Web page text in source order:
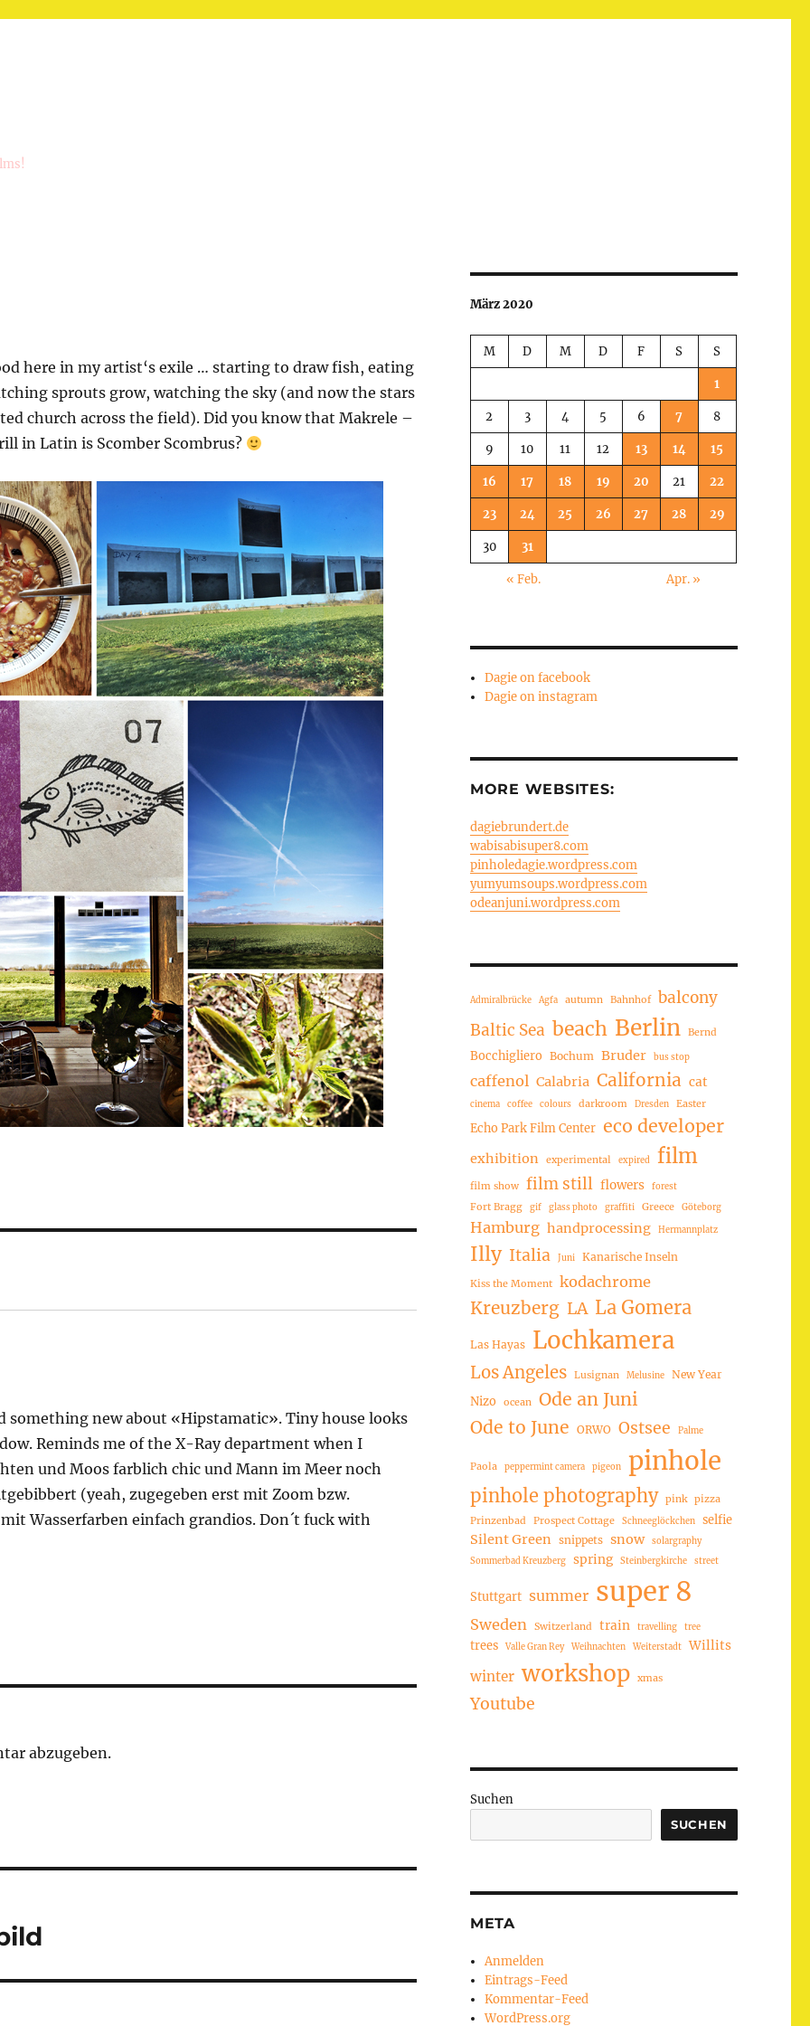
here in my artist‘s exile … starting to draw fish, eating
sprouts grow, watching the sky (and now the stars
church across the field). Did you know that Makrele –
in Latin is Scomber Scombrus?
something new about «Hipstamatic». Tiny house looks
Reminds me of the X-Ray department when I
und Moos farblich chic und Mann im Meer noch
(yeah, zugegeben erst mit Zoom bzw.
Wasserfarben einfach grandios. Don´t fuck with
abzugeben.
März 2020
M D M D F S S
1
2 3 4 5 6 7 8
9 10 11 12 13 14 15
16 17 18 19 20 21 22
23 24 25 26 27 28 29
30 31
« Feb. Apr. »
Dagie on facebook
Dagie on instagram
MORE WEBSITES:
dagiebrundert.de
wabisabisuper8.com
pinholedagie.wordpress.com
yumyumsoups.wordpress.com
odeanjuni.wordpress.com
Admiralbrücke Agfa autumn Bahnhof balcony
Baltic Sea beach Berlin Bernd
Bocchigliero Bochum Bruder bus stop
caffenol Calabria California cat
cinema coffee colours darkroom Dresden Easter
Echo Park Film Center eco developer
exhibition experimental expired film
film show film still flowers forest
Fort Bragg gif glass photo graffiti Greece Göteborg
Hamburg handprocessing Hermannplatz
Illy Italia Juni Kanarische Inseln
Kiss the Moment kodachrome
Kreuzberg LA La Gomera
Las Hayas Lochkamera
Los Angeles Lusignan Melusine New Year
Nizo ocean
Ode an Juni
Ode to June ORWO Ostsee Palme
Paola peppermint camera pigeon pinhole
pinhole photography pink pizza
Prinzenbad
Prospect Cottage Schneeglöckchen selfie
Silent Green snippets snow
solargraphy
Sommerbad Kreuzberg
spring Steinbergkirche street
Stuttgart summer super 8
Sweden Switzerland train travelling tree
trees Valle Gran Rey Weihnachten Weiterstadt Willits
winter workshop xmas
Youtube
Suchen
SUCHEN
META
Anmelden
Eintrags-Feed
Kommentar-Feed
WordPress.org